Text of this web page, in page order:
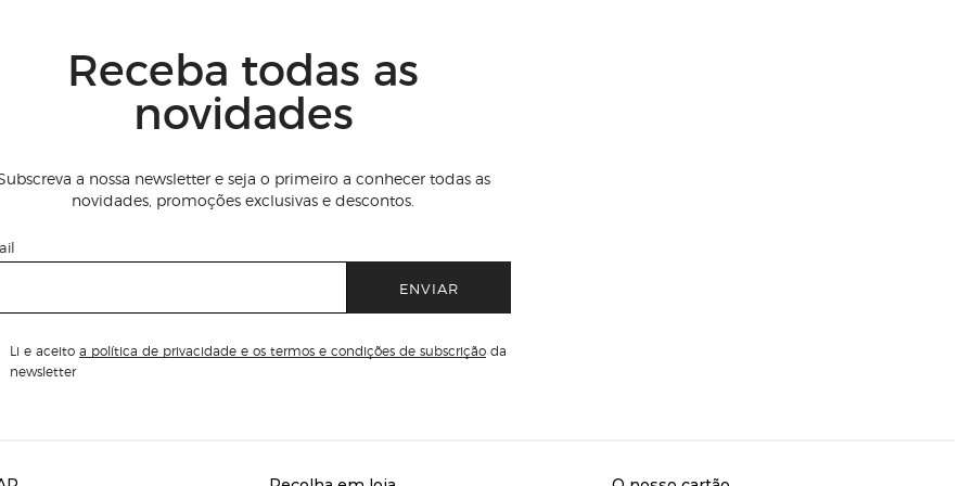
Receba todas as
novidades
a nossa newsletter e seja o primeiro a conhecer todas as
novidades, promoções exclusivas e descontos.
ENVIAR
Li e aceito a política de privacidade e os termos e condições de subscrição da
newsletter